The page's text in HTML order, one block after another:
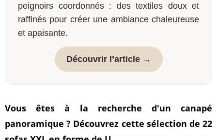
peignoirs coordonnés : des textiles doux et
raffinés pour créer une ambiance chaleureuse
et apaisante.
Découvrir l’article →
Vous êtes à la recherche d'un canapé
panoramique ? Découvrez cette sélection de 22